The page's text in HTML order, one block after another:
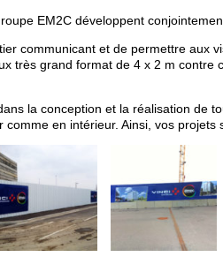
EM2C développent
communicant et de permettre aux
très grand format de 4 x 2 m contre
la conception et la réalisation de
comme en intérieur. Ainsi, vos